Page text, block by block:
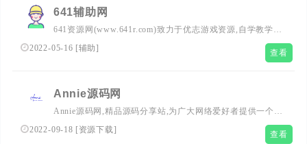
641辅助网
641资源网(www.641r.com)致力于优志游戏资源,自学教学,
游戏辅助,免费下载在线听优志音乐,绿色工具的分享发布.拥
有全网刚更新电影资源,努力为广大网友提供优志绿色的软
2022-05-16 [辅助] 查看
Annie源码网
Annie源码网,精品源码分享站,为广大网络爱好者提供一个好
用的源码下载站,ripro主题,有易支付源码,彩虹商城源码,日
主题源码,网站模板,网站源码,wordpress主题,织梦模板,免费
2022-09-18 [资源下载] 查看